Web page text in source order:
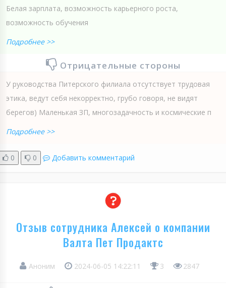
Белая зарплата, возможность карьерного роста,
возможность обучения
Подробнее >>
Отрицательные стороны
У руководства Питерского филиала отсутствует трудовая
этика, ведут себя некорректно, грубо говоря, не видят
берегов) Маленькая ЗП, многозадачность и космические п
Подробнее >>
0 0 Добавить комментарий
Отзыв сотрудника Алексей о компании
Валта Пет Продактс
Аноним 2024-06-05 14:22:11 3 2847